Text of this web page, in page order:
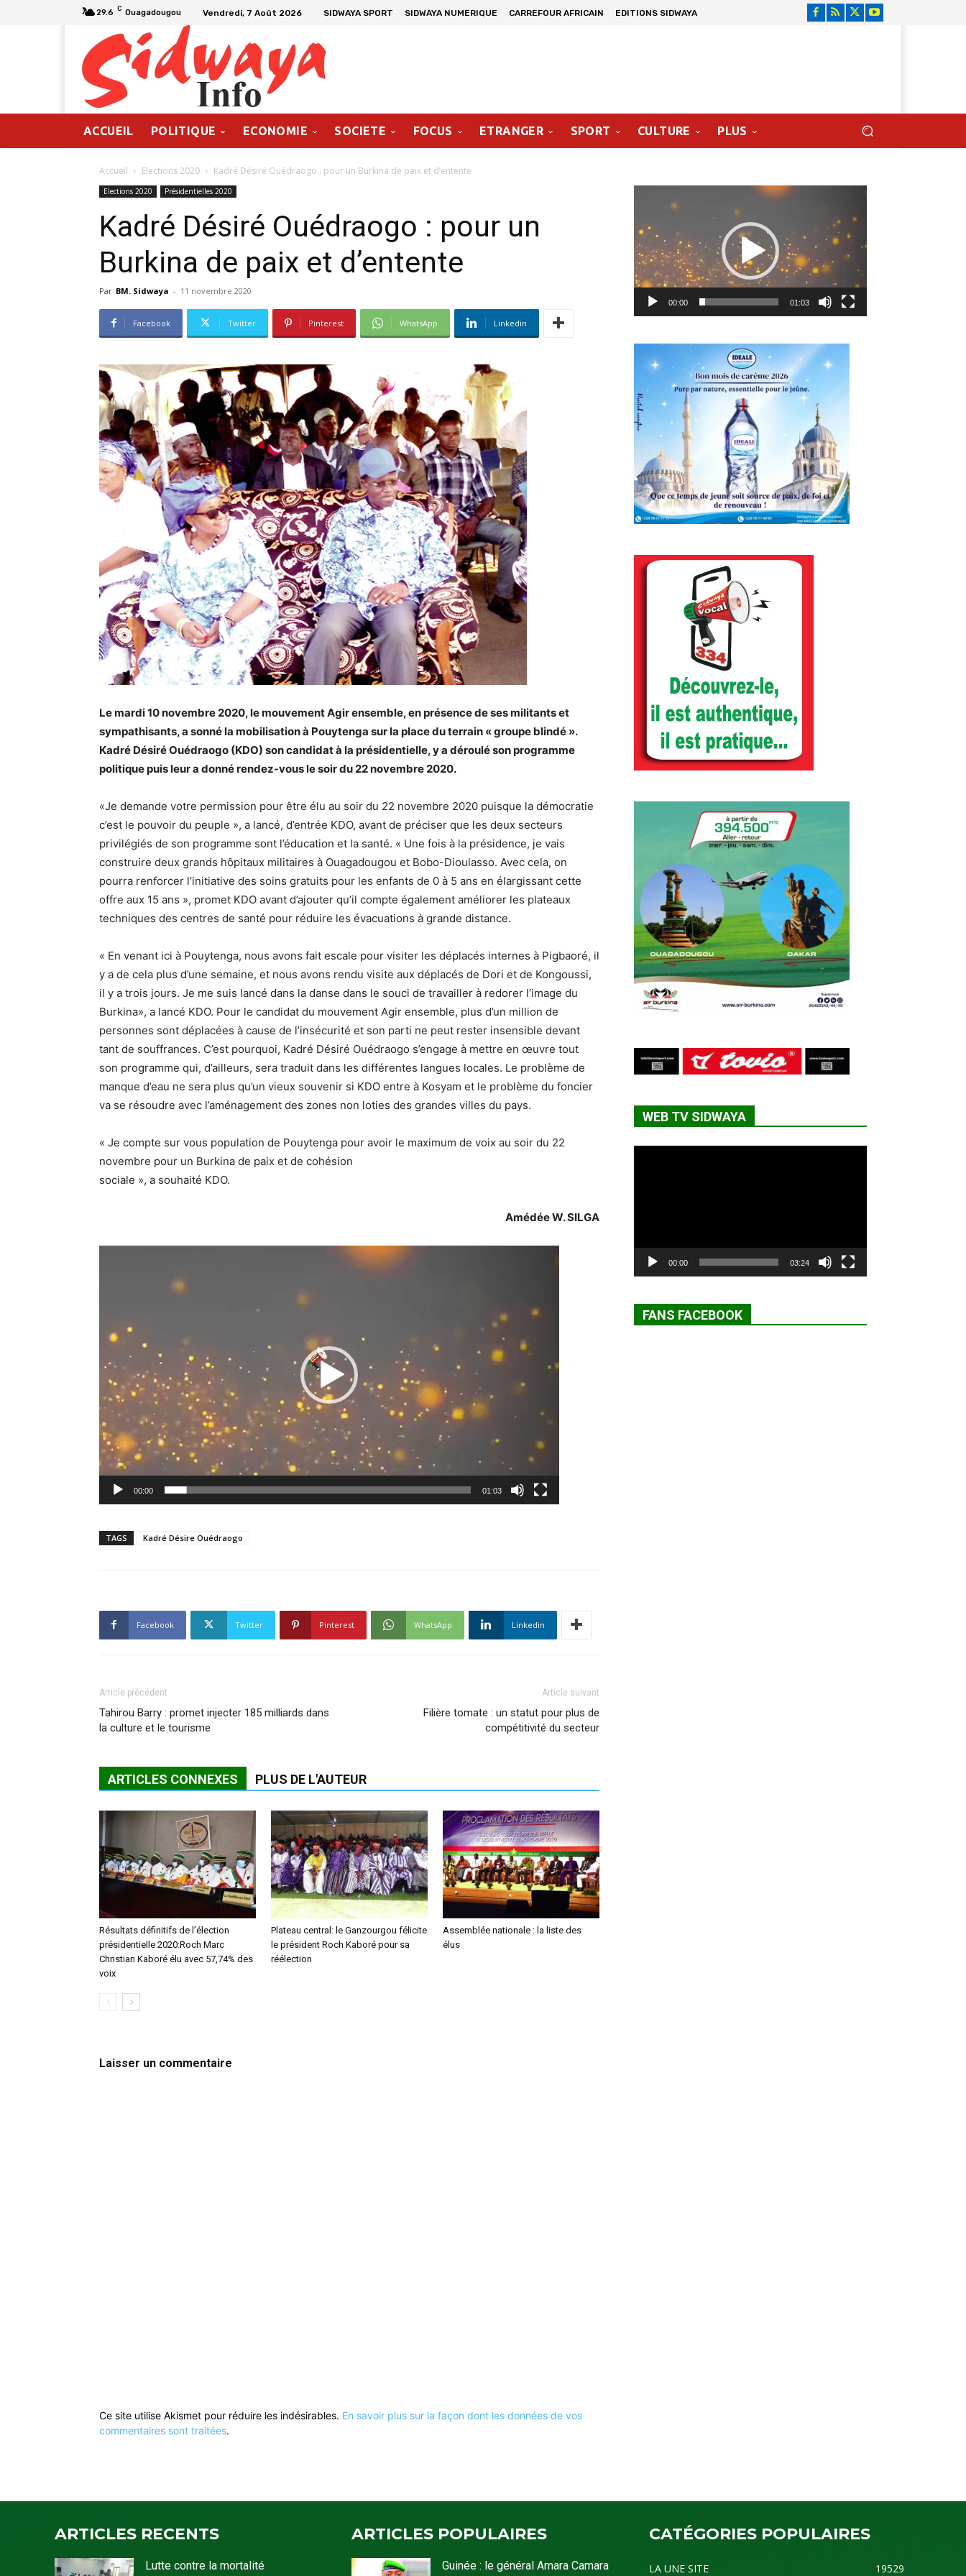
29.6 C Ouagadougou Vendredi, 7 Août 2026 SIDWAYA SPORT SIDWAYA NUMERIQUE CARREFOUR AFRICAIN EDITIONS SIDWAYA
ACCUEIL POLITIQUE ECONOMIE SOCIETE FOCUS ETRANGER SPORT CULTURE PLUS
Accueil Elections 2020 Kadré Désiré Ouédraogo : pour un Burkina de paix et d’entente
Elections 2020 Présidentielles 2020
Kadré Désiré Ouédraogo : pour un
Burkina de paix et d’entente
Par BM. Sidwaya - 11 novembre 2020
Facebook Twitter Pinterest WhatsApp Linkedin
Le mardi 10 novembre 2020, le mouvement Agir ensemble, en présence de ses militants et
sympathisants, a sonné la mobilisation à Pouytenga sur la place du terrain « groupe blindé ».
Kadré Désiré Ouédraogo (KDO) son candidat à la présidentielle, y a déroulé son programme
politique puis leur a donné rendez-vous le soir du 22 novembre 2020.
«Je demande votre permission pour être élu au soir du 22 novembre 2020 puisque la démocratie
c’est le pouvoir du peuple », a lancé, d’entrée KDO, avant de préciser que les deux secteurs
privilégiés de son programme sont l’éducation et la santé. « Une fois à la présidence, je vais
construire deux grands hôpitaux militaires à Ouagadougou et Bobo-Dioulasso. Avec cela, on
pourra renforcer l’initiative des soins gratuits pour les enfants de 0 à 5 ans en élargissant cette
offre aux 15 ans », promet KDO avant d’ajouter qu’il compte également améliorer les plateaux
techniques des centres de santé pour réduire les évacuations à grande distance.
« En venant ici à Pouytenga, nous avons fait escale pour visiter les déplacés internes à Pigbaoré, il
y a de cela plus d’une semaine, et nous avons rendu visite aux déplacés de Dori et de Kongoussi,
il y a trois jours. Je me suis lancé dans la danse dans le souci de travailler à redorer l’image du
Burkina», a lancé KDO. Pour le candidat du mouvement Agir ensemble, plus d’un million de
personnes sont déplacées à cause de l’insécurité et son parti ne peut rester insensible devant
tant de souffrances. C’est pourquoi, Kadré Désiré Ouédraogo s’engage à mettre en œuvre tout
son programme qui, d’ailleurs, sera traduit dans les différentes langues locales. Le problème de
manque d’eau ne sera plus qu’un vieux souvenir si KDO entre à Kosyam et le problème du foncier
va se résoudre avec l’aménagement des zones non loties des grandes villes du pays.
« Je compte sur vous population de Pouytenga pour avoir le maximum de voix au soir du 22
novembre pour un Burkina de paix et de cohésion
sociale », a souhaité KDO.
Amédée W. SILGA
Lecteur
00:00 01:03
TAGS Kadré Désire Ouédraogo
Facebook Twitter Pinterest WhatsApp Linkedin
Article précédent
Tahirou Barry : promet injecter 185 milliards dans
la culture et le tourisme
Article suivant
Filière tomate : un statut pour plus de
compétitivité du secteur
ARTICLES CONNEXES PLUS DE L'AUTEUR
Résultats définitifs de l’élection
présidentielle 2020:Roch Marc
Christian Kaboré élu avec 57,74% des
voix
Plateau central: le Ganzourgou félicite
le président Roch Kaboré pour sa
réélection
Assemblée nationale : la liste des
élus
Laisser un commentaire
Ce site utilise Akismet pour réduire les indésirables. En savoir plus sur la façon dont les données de vos
commentaires sont traitées.
00:00 01:03
WEB TV SIDWAYA
00:00 03:24
FANS FACEBOOK
ARTICLES RECENTS
Lutte contre la mortalité
ARTICLES POPULAIRES
Guinée : le général Amara Camara
CATÉGORIES POPULAIRES
LA UNE SITE 19529